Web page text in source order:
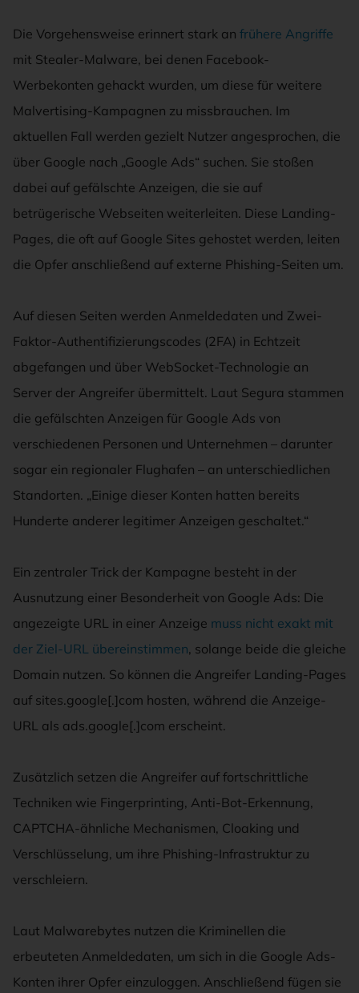
Die Vorgehensweise erinnert stark an frühere Angriffe
mit Stealer-Malware, bei denen Facebook-
Werbekonten gehackt wurden, um diese für weitere
Malvertising-Kampagnen zu missbrauchen. Im
aktuellen Fall werden gezielt Nutzer angesprochen, die
über Google nach „Google Ads“ suchen. Sie stoßen
dabei auf gefälschte Anzeigen, die sie auf
betrügerische Webseiten weiterleiten. Diese Landing-
Pages, die oft auf Google Sites gehostet werden, leiten
die Opfer anschließend auf externe Phishing-Seiten um.
Auf diesen Seiten werden Anmeldedaten und Zwei-
Faktor-Authentifizierungscodes (2FA) in Echtzeit
abgefangen und über WebSocket-Technologie an
Server der Angreifer übermittelt. Laut Segura stammen
die gefälschten Anzeigen für Google Ads von
verschiedenen Personen und Unternehmen – darunter
sogar ein regionaler Flughafen – an unterschiedlichen
Standorten. „Einige dieser Konten hatten bereits
Hunderte anderer legitimer Anzeigen geschaltet.“
Ein zentraler Trick der Kampagne besteht in der
Ausnutzung einer Besonderheit von Google Ads: Die
angezeigte URL in einer Anzeige muss nicht exakt mit
der Ziel-URL übereinstimmen, solange beide die gleiche
Domain nutzen. So können die Angreifer Landing-Pages
auf sites.google[.]com hosten, während die Anzeige-
URL als ads.google[.]com erscheint.
Zusätzlich setzen die Angreifer auf fortschrittliche
Techniken wie Fingerprinting, Anti-Bot-Erkennung,
CAPTCHA-ähnliche Mechanismen, Cloaking und
Verschlüsselung, um ihre Phishing-Infrastruktur zu
verschleiern.
Laut Malwarebytes nutzen die Kriminellen die
erbeuteten Anmeldedaten, um sich in die Google Ads-
Konten ihrer Opfer einzuloggen. Anschließend fügen sie